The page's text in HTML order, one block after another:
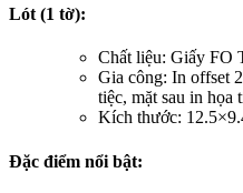
Lót (1 tờ):
Chất liệu: Giấy FO
Gia công: In offset
tiệc, mặt sau in họa
Kích thước:
Đặc điểm nổi bật: